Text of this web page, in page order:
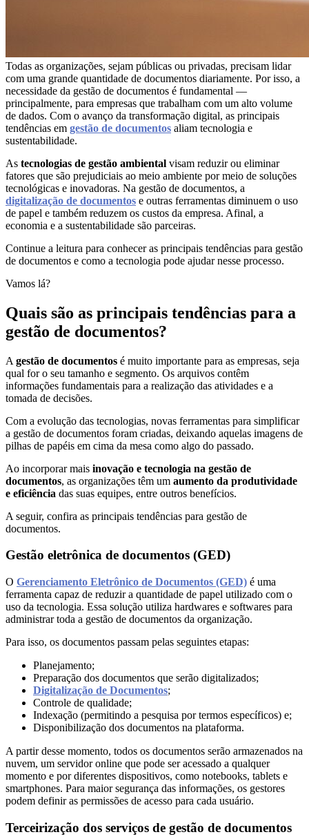
Cibernética
da
Central
de
Vendas
Proteção
a
Lei
Geral
de
de
Dados
Contato
Orçamento
Trabalhe
X
Todas as organizações, sejam públicas ou privadas, precisam lidar
com uma grande quantidade de documentos diariamente. Por isso, a
necessidade da gestão de documentos é fundamental —
principalmente, para empresas que trabalham com um alto volume
de dados. Com o avanço da transformação digital, as principais
tendências em gestão de documentos aliam tecnologia e
sustentabilidade.
As tecnologias de gestão ambiental visam reduzir ou eliminar
fatores que são prejudiciais ao meio ambiente por meio de soluções
tecnológicas e inovadoras. Na gestão de documentos, a
digitalização de documentos e outras ferramentas diminuem o uso
de papel e também reduzem os custos da empresa. Afinal, a
economia e a sustentabilidade são parceiras.
Continue a leitura para conhecer as principais tendências para gestão
de documentos e como a tecnologia pode ajudar nesse processo.
Vamos lá?
Quais são as principais tendências para a
gestão de documentos?
A gestão de documentos é muito importante para as empresas, seja
qual for o seu tamanho e segmento. Os arquivos contêm
informações fundamentais para a realização das atividades e a
tomada de decisões.
Com a evolução das tecnologias, novas ferramentas para simplificar
a gestão de documentos foram criadas, deixando aquelas imagens de
pilhas de papéis em cima da mesa como algo do passado.
Ao incorporar mais inovação e tecnologia na gestão de
documentos, as organizações têm um aumento da produtividade
e eficiência das suas equipes, entre outros benefícios.
A seguir, confira as principais tendências para gestão de
documentos.
Gestão eletrônica de documentos (GED)
O Gerenciamento Eletrônico de Documentos (GED) é uma
ferramenta capaz de reduzir a quantidade de papel utilizado com o
uso da tecnologia. Essa solução utiliza hardwares e softwares para
administrar toda a gestão de documentos da organização.
Para isso, os documentos passam pelas seguintes etapas:
Planejamento;
Preparação dos documentos que serão digitalizados;
Digitalização de Documentos;
Controle de qualidade;
Indexação (permitindo a pesquisa por termos específicos) e;
Disponibilização dos documentos na plataforma.
A partir desse momento, todos os documentos serão armazenados na
nuvem, um servidor online que pode ser acessado a qualquer
momento e por diferentes dispositivos, como notebooks, tablets e
smartphones. Para maior segurança das informações, os gestores
podem definir as permissões de acesso para cada usuário.
Terceirização dos serviços de gestão de documentos